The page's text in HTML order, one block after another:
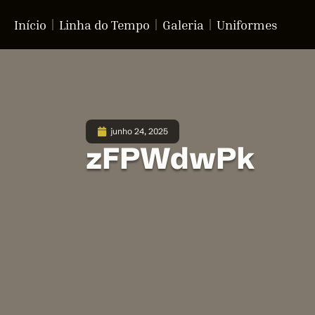
Início Linha do Tempo Galeria Uniformes
junho 24, 2025
zFPWdwPk